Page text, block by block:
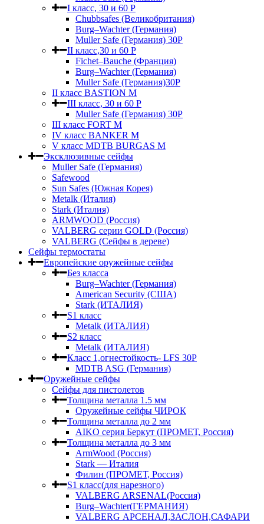
I класс, 30 и 60 P
Chubbsafes (Великобритания)
Burg–Wachter (Германия)
Muller Safe (Германия) 30Р
II класс,30 и 60 P
Fichet–Bauche (Франция)
Burg–Wachter (Германия)
Muller Safe (Германия)30P
II класс BASTION M
III класс, 30 и 60 P
Muller Safe (Германия) 30Р
III класс FORT M
IV класс BANKER M
V класс МDTB BURGAS M
Эксклюзивные сейфы
Muller Safe (Германия)
Safewood
Sun Safes (Южная Корея)
Metalk (Италия)
Stark (Италия)
ARMWOOD (Россия)
VALBERG серии GOLD (Россия)
VALBERG (Сейфы в дереве)
Сейфы термостаты
Европейские оружейные сейфы
Без класса
Burg–Wachter (Германия)
American Security (США)
Stark (ИТАЛИЯ)
S1 класс
Metalk (ИТАЛИЯ)
S2 класс
Metalk (ИТАЛИЯ)
Класс 1,огнестойкость- LFS 30P
MDTB ASG (Германия)
Оружейные сейфы
Сейфы для пистолетов
Толщина металла 1.5 мм
Оружейные сейфы ЧИРОК
Толщина металла до 2 мм
AIKO серия Беркут (ПРОМЕТ, Россия)
Толщина металла до 3 мм
ArmWood (Россия)
Stark — Италия
Филин (ПРОМЕТ, Россия)
S1 класс(для нарезного)
VALBERG ARSENAL(Россия)
Burg–Wachter(ГЕРМАНИЯ)
VALBERG АРСЕНАЛ,ЗАСЛОН,САФАРИ